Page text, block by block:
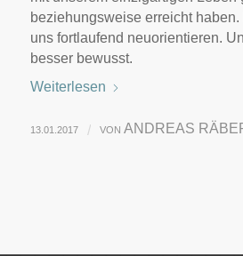
beziehungsweise erreicht
uns fortlaufend neuorientieren.
besser bewusst.
Weiterlesen
13.01.2017 / VON ANDREAS